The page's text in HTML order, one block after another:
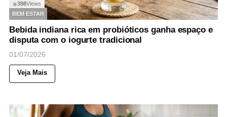
◉398Views
BEM ESTAR
Bebida indiana rica em probióticos ganha espaço e
disputa com o iogurte tradicional
01/07/2026
Veja Mais